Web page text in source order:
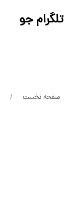
تلگرام جو
صفحه نخست